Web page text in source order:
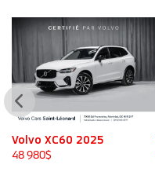
Volvo XC90 2023
48 980